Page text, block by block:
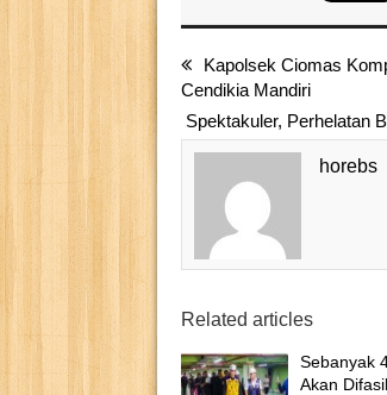
Kapolsek Ciomas
Cendikia Mandiri
Spektakuler, Perhelatan
horebs
Related articles
Sebanyak
Akan